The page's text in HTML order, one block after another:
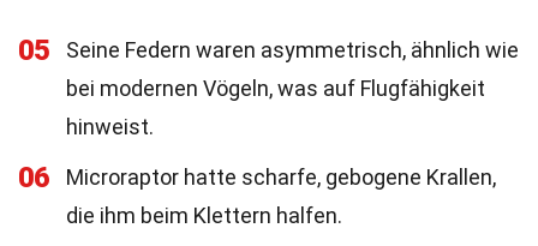
05
Seine Federn waren asymmetrisch, ähnlich wie
bei modernen Vögeln, was auf Flugfähigkeit
hinweist.
06
Microraptor hatte scharfe, gebogene Krallen,
die ihm beim Klettern halfen.